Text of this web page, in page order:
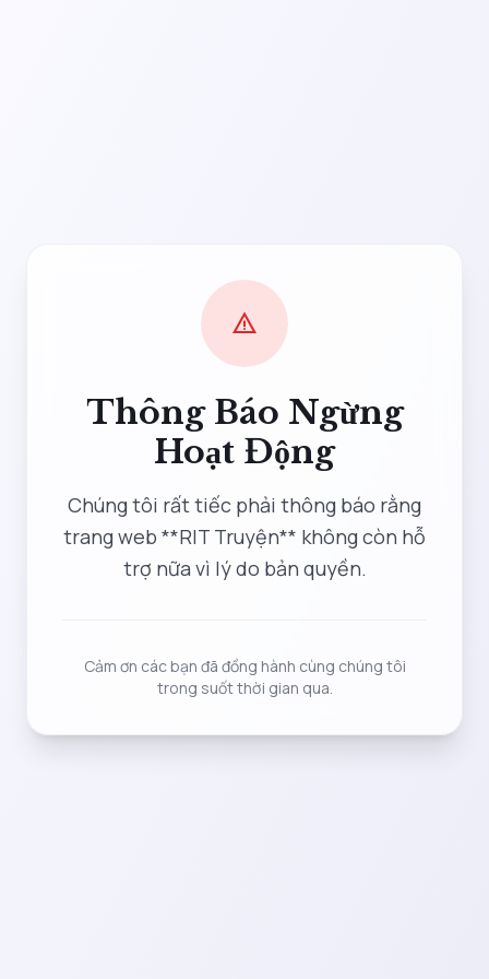
warning
Thông Báo Ngừng
Hoạt Động
Chúng tôi rất tiếc phải thông báo rằng
trang web **RIT Truyện** không còn hỗ
trợ nữa vì lý do bản quyền.
Cảm ơn các bạn đã đồng hành cùng chúng tôi
trong suốt thời gian qua.